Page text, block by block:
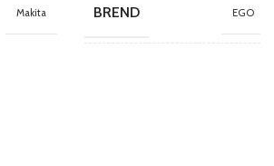
Makita BREND EGO